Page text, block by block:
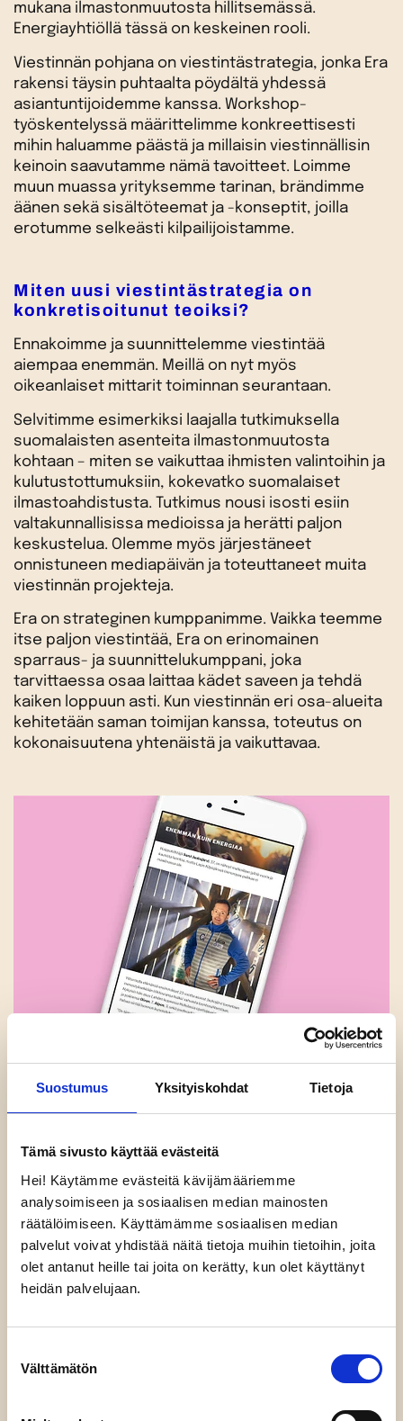
Suostumus Yksityiskohdat Tietoja
Tämä sivusto käyttää evästeitä
Hei! Käytämme evästeitä kävijämääriemme
analysoimiseen ja sosiaalisen median mainosten
räätälöimiseen. Käyttämämme sosiaalisen median
palvelut voivat yhdistää näitä tietoja muihin tietoihin, joita
olet antanut heille tai joita on kerätty, kun olet käyttänyt
heidän palvelujaan.
valinta
Välttämätön
mukana ilmastonmuutosta hillitsemässä.
Energiayhtiöllä tässä on keskeinen rooli.
Viestinnän pohjana on viestintästrategia, jonka Era
rakensi täysin puhtaalta pöydältä yhdessä
asiantuntijoidemme kanssa. Workshop-
työskentelyssä määrittelimme konkreettisesti
mihin haluamme päästä ja millaisin viestinnällisin
keinoin saavutamme nämä tavoitteet. Loimme
muun muassa yrityksemme tarinan, brändimme
äänen sekä sisältöteemat ja -konseptit, joilla
erotumme selkeästi kilpailijoistamme.
Miten uusi viestintästrategia on
konkretisoitunut teoiksi?
Ennakoimme ja suunnittelemme viestintää
aiempaa enemmän. Meillä on nyt myös
oikeanlaiset mittarit toiminnan seurantaan.
Selvitimme esimerkiksi laajalla tutkimuksella
suomalaisten asenteita ilmastonmuutosta
kohtaan – miten se vaikuttaa ihmisten valintoihin ja
kulutustottumuksiin, kokevatko suomalaiset
ilmastoahdistusta. Tutkimus nousi isosti esiin
valtakunnallisissa medioissa ja herätti paljon
keskustelua. Olemme myös järjestäneet
onnistuneen mediapäivän ja toteuttaneet muita
viestinnän projekteja.
Era on strateginen kumppanimme. Vaikka teemme
itse paljon viestintää, Era on erinomainen
sparraus- ja suunnittelukumppani, joka
tarvittaessa osaa laittaa kädet saveen ja tehdä
kaiken loppuun asti. Kun viestinnän eri osa-alueita
kehitetään saman toimijan kanssa, toteutus on
kokonaisuutena yhtenäistä ja vaikuttavaa.
LOISTEELLE
STRATEGIA JA SUUNNITTELU
VIESTINTÄ
SISÄLTÖMARKKINOINTI
KOULUTUS JA VALMENNUS